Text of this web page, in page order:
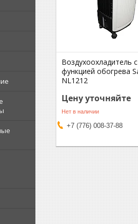
Воздухоохладитель с
функцией обогрева
NL1212
Цену уточняйте
Нет в наличии
+7 (776) 008-37-88